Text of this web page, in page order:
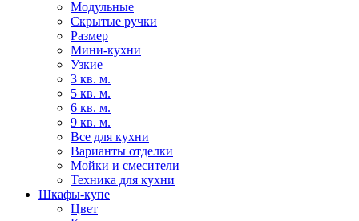
Модульные
Скрытые ручки
Размер
Мини-кухни
Узкие
3 кв. м.
5 кв. м.
6 кв. м.
9 кв. м.
Все для кухни
Варианты отделки
Мойки и смесители
Техника для кухни
Шкафы-купе
Цвет